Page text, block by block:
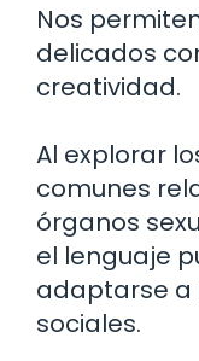
Nos
delicados
creatividad.
Al explorar
comunes
órganos
el lenguaje
adaptarse a
sociales.